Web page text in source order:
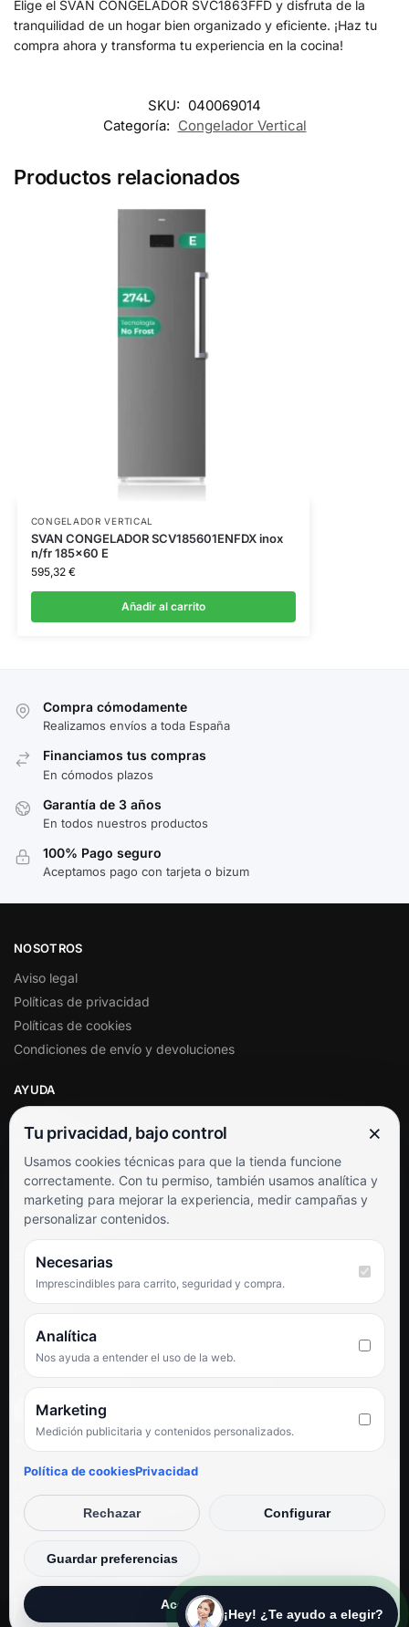
Elige el SVAN CONGELADOR SVC1863FFD y disfruta de la
tranquilidad de un hogar bien organizado y eficiente. ¡Haz tu
compra ahora y transforma tu experiencia en la cocina!
SKU: 040069014
Categoría: Congelador Vertical
Productos relacionados
CONGELADOR VERTICAL
SVAN CONGELADOR SCV185601ENFDX inox
n/fr 185×60 E
595,32 €
Añadir al carrito
Compra cómodamente
Realizamos envíos a toda España
Financiamos tus compras
En cómodos plazos
Garantía de 3 años
En todos nuestros productos
100% Pago seguro
Aceptamos pago con tarjeta o bizum
NOSOTROS
Aviso legal
Políticas de privacidad
Políticas de cookies
Condiciones de envío y devoluciones
AYUDA
Soporte al cliente
Contacto
Términos y condiciones
Preguntas frecuentes
SÍGUENOS
Facebook
TikTok
PUNTUACIÓN DE 4,6 SOBRE 5 EN GOOGLE
★★★★★
Hemos comprado en varias ocasiones y siempre dan respuesta.
Espectacular, servicio de 10.»
Iván Rodríguez Ramos
© Electrodirecto 2026
Desarrollo y mantenimiento por SitiosWebPRO
¡Hey! ¿Te ayudo a elegir?
Tu privacidad, bajo control ×
Usamos cookies técnicas para que la tienda funcione
correctamente. Con tu permiso, también usamos analítica y
marketing para mejorar la experiencia, medir campañas y
personalizar contenidos.
Necesarias
Imprescindibles para carrito, seguridad y compra.
Analítica
Nos ayuda a entender el uso de la web.
Marketing
Medición publicitaria y contenidos personalizados.
Política de cookiesPrivacidad
Rechazar Configurar
Guardar preferencias
Aceptar todas
Privacidad